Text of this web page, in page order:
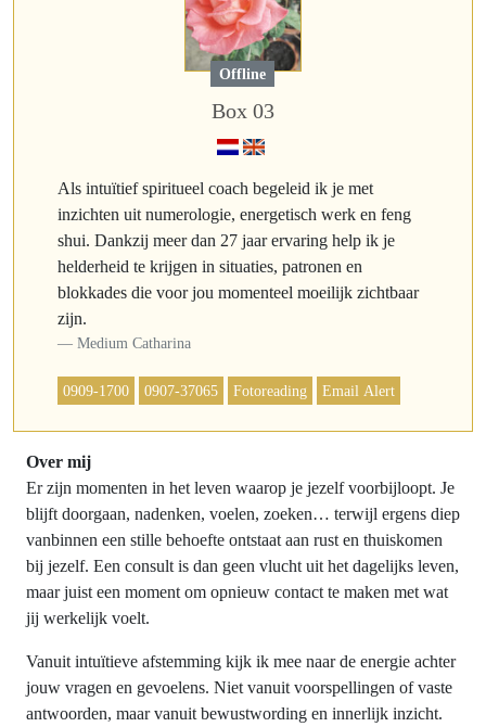
Offline
Box 03
Als intuïtief spiritueel coach begeleid ik je met
inzichten uit numerologie, energetisch werk en feng
shui. Dankzij meer dan 27 jaar ervaring help ik je
helderheid te krijgen in situaties, patronen en
blokkades die voor jou momenteel moeilijk zichtbaar
zijn.
Medium Catharina
0909-1700 0907-37065 Fotoreading Email Alert
Over mij
Er zijn momenten in het leven waarop je jezelf voorbijloopt. Je
blijft doorgaan, nadenken, voelen, zoeken… terwijl ergens diep
vanbinnen een stille behoefte ontstaat aan rust en thuiskomen
bij jezelf. Een consult is dan geen vlucht uit het dagelijks leven,
maar juist een moment om opnieuw contact te maken met wat
jij werkelijk voelt.
Vanuit intuïtieve afstemming kijk ik mee naar de energie achter
jouw vragen en gevoelens. Niet vanuit voorspellingen of vaste
antwoorden, maar vanuit bewustwording en innerlijk inzicht.